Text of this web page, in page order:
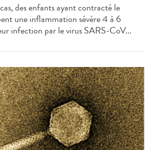
des enfants ayant contracté le
une inflammation sévère 4 à 6
infection par le virus SARS-CoV...